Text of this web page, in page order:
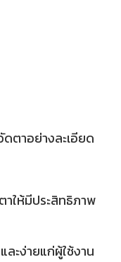
ตาอย่างละเอียด
ให้มีประสิทธิภาพ
ะง่ายแก่ผู้ใช้งาน